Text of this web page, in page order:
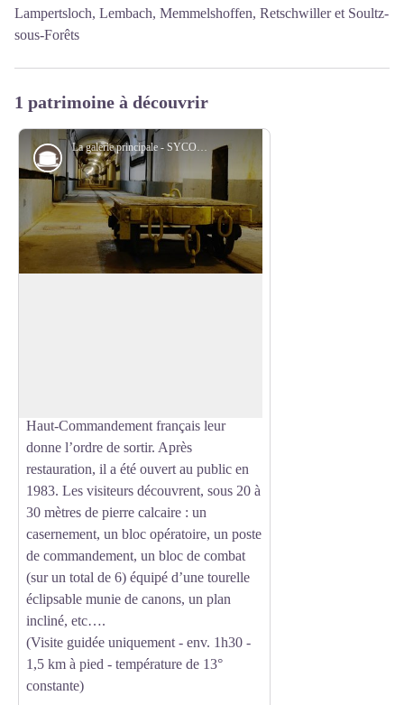
Lampertsloch, Lembach, Memmelshoffen, Retschwiller et Soultz-
sous-Forêts
1 patrimoine à découvrir
La galerie principale - SYCOPARC
Guerre
Haut-Commandement français leur
donne l’ordre de sortir. Après
restauration, il a été ouvert au public en
1983. Les visiteurs découvrent, sous 20 à
30 mètres de pierre calcaire : un
casernement, un bloc opératoire, un poste
de commandement, un bloc de combat
(sur un total de 6) équipé d’une tourelle
éclipsable munie de canons, un plan
incliné, etc….
(Visite guidée uniquement - env. 1h30 -
1,5 km à pied - température de 13°
constante)